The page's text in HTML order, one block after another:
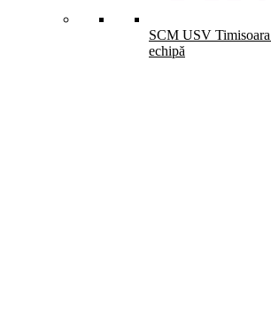
SCM USV Timisoara
echipă